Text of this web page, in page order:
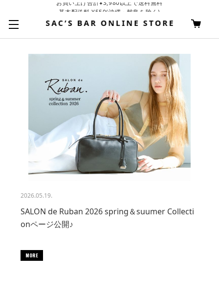
基本配送料 ¥550(沖縄・離島を除く)
2026.05.19.
SALON de Ruban 2026 spring＆suumer Collecti
onページ公開♪
MORE